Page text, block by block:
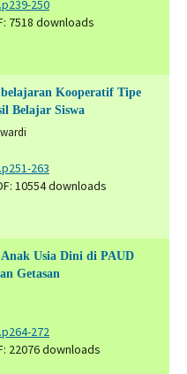
250
7518 downloads
Kooperatif Tipe
Belajar Siswa
263
10554 downloads
Usia Dini di PAUD
Getasan
272
22076 downloads